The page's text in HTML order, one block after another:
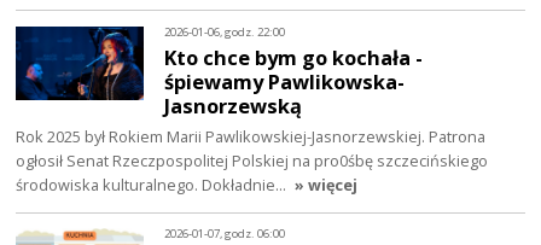
2026-01-06, godz. 22:00
Kto chce bym go kochała -
śpiewamy Pawlikowska-
Jasnorzewską
Rok 2025 był Rokiem Marii Pawlikowskiej-Jasnorzewskiej. Patrona
ogłosił Senat Rzeczpospolitej Polskiej na pro0śbę szczecińskiego
środowiska kulturalnego. Dokładnie… » więcej
2026-01-07, godz. 06:00